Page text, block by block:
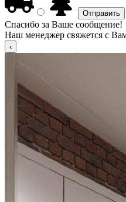
Спасибо за Ваше сообщение!
Наш менеджер свяжется с